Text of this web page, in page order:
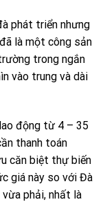
phát triển nhưng
là một công sản
trong ngắn
vào trung và dài
động từ 4 – 35
thanh toán
căn biệt thự biến
giá này so với Đà
vừa phải, nhất là